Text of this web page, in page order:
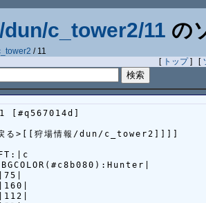
dun/c_tower2/11 の
/ 11
[ トップ] [
[#q567014d]
戻る>[[狩場情報/dun/c_tower2]]]]